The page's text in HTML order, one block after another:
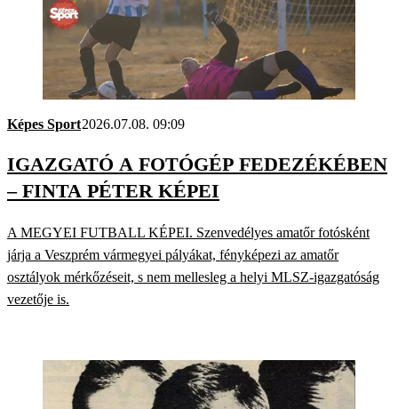
Képes Sport2026.07.08. 09:09
IGAZGATÓ A FOTÓGÉP FEDEZÉKÉBEN
– FINTA PÉTER KÉPEI
A MEGYEI FUTBALL KÉPEI. Szenvedélyes amatőr fotósként
járja a Veszprém vármegyei pályákat, fényképezi az amatőr
osztályok mérkőzéseit, s nem mellesleg a helyi MLSZ-igazgatóság
vezetője is.